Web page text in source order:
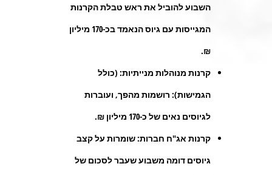
השבוע להוביל את ראש טבלת הקרנות
המגייסות עם גיוס הנאמד בכ-170 מיליון
₪.
קרנות מנוהלות מנייתיות: (כולל
הגמישות): רושמות מהפך, ועוברות
לגיוסים נאים של כ-170 מיליון ₪.
קרנות אג"ח חברות:שומרות על קצב
גיוסים דומה משבוע שעבר לסכום של